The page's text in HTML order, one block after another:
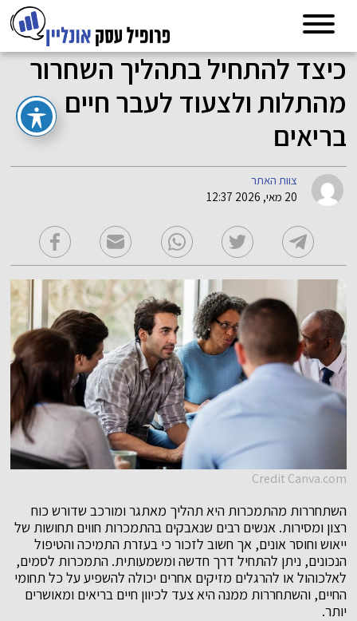
כיצד להתחיל בתהליך השחרור
מהתלות ולצעוד לעבר חיים
בריאים
צוות האתר
20 מאי, 2026 12:37
Credit Canva.com
השתחררות מהתמכרות היא תהליך מאתגר ומורכב שדורש כוח
רצון ומסירות. אנשים רבים שנאבקים בהתמכרות חווים תחושות של
ייאוש וחוסר אונים, אך חשוב לזכור כי בעזרת התמיכה והטיפול
הנכונים, ניתן להתחיל דרך חדשה ומשמעותית. התמכרות לסמים,
לאלכוהול או להרגלים מזיקים אחרים יכולה להשפיע על כל תחומי
החיים, והשתחררות ממנה היא צעד לכיוון חיים בריאים ומאושרים
יותר.